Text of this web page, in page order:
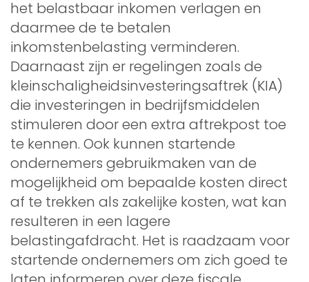
het belastbaar inkomen verlagen en
daarmee de te betalen
inkomstenbelasting verminderen.
Daarnaast zijn er regelingen zoals de
kleinschaligheidsinvesteringsaftrek (KIA)
die investeringen in bedrijfsmiddelen
stimuleren door een extra aftrekpost toe
te kennen. Ook kunnen startende
ondernemers gebruikmaken van de
mogelijkheid om bepaalde kosten direct
af te trekken als zakelijke kosten, wat kan
resulteren in een lagere
belastingafdracht. Het is raadzaam voor
startende ondernemers om zich goed te